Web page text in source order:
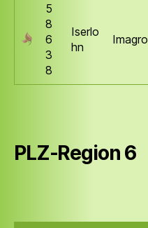
5
8
6
3
8
Iserlo
hn
Imagro
PLZ-Region 6